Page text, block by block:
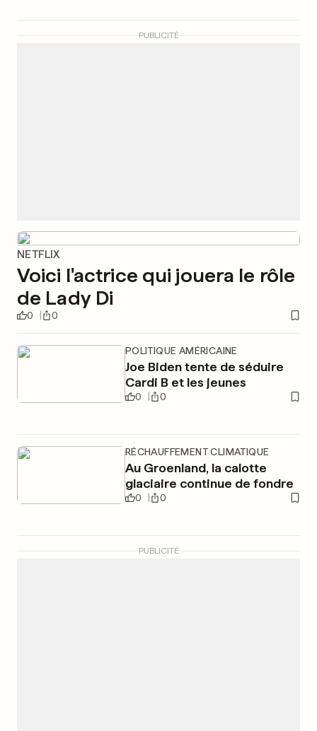
PUBLICITÉ
NETFLIX
Voici l'actrice qui jouera le rôle
de Lady Di
0 0
POLITIQUE AMÉRICAINE
Joe Biden tente de séduire
Cardi B et les jeunes
0 0
RÉCHAUFFEMENT CLIMATIQUE
Au Groenland, la calotte
glaciaire continue de fondre
0 0
PUBLICITÉ